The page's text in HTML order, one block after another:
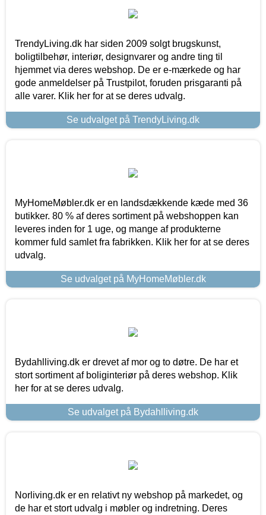
TrendyLiving.dk har siden 2009 solgt brugskunst,
boligtilbehør, interiør, designvarer og andre ting til
hjemmet via deres webshop. De er e-mærkede og har
gode anmeldelser på Trustpilot, foruden prisgaranti på
alle varer. Klik her for at se deres udvalg.
Se udvalget på TrendyLiving.dk
MyHomeMøbler.dk er en landsdækkende kæde med 36
butikker. 80 % af deres sortiment på webshoppen kan
leveres inden for 1 uge, og mange af produkterne
kommer fuld samlet fra fabrikken. Klik her for at se deres
udvalg.
Se udvalget på MyHomeMøbler.dk
Bydahlliving.dk er drevet af mor og to døtre. De har et
stort sortiment af boliginteriør på deres webshop. Klik
her for at se deres udvalg.
Se udvalget på Bydahlliving.dk
Norliving.dk er en relativt ny webshop på markedet, og
de har et stort udvalg i møbler og indretning. Deres